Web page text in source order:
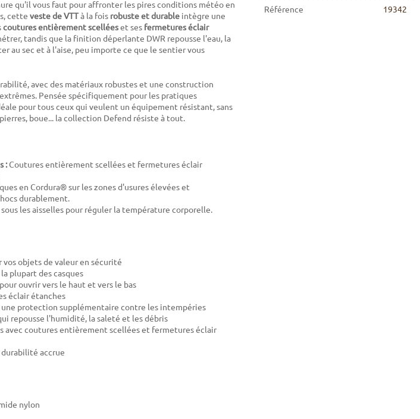
qu'il vous faut pour affronter les pires conditions météo en
cette veste de VTTà la fois robuste et durable intègre une
coutures entièrement scelléeset ses fermetures éclair
tandis que la finition déperlante DWR repousse l'eau, la
au sec et à l'aise, peu importe ce que le sentier vous
avec des matériaux robustes et une construction
Pensée spécifiquement pour les pratiques
pour tous ceux qui veulent un équipement résistant, sans
boue... la collection Defend résiste à tout.
: Coutures entièrement scellées et fermetures éclair
en Cordura® sur les zones d'usures élevées et
durablement.
les aisselles pour réguler la température corporelle.
objets de valeur en sécurité
plupart des casques
ouvrir vers le haut et vers le bas
éclair étanches
protection supplémentaire contre les intempéries
repousse l'humidité, la saleté et les débris
avec coutures entièrement scellées et fermetures éclair
accrue
nylon
Référence 19342